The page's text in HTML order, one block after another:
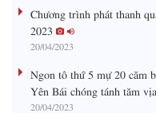
Chương trình phát thanh
2023
20/04/2023
Ngon tô thứ 5 mự 20 căm
Yên Bái chóng tánh tăm
20/04/2023